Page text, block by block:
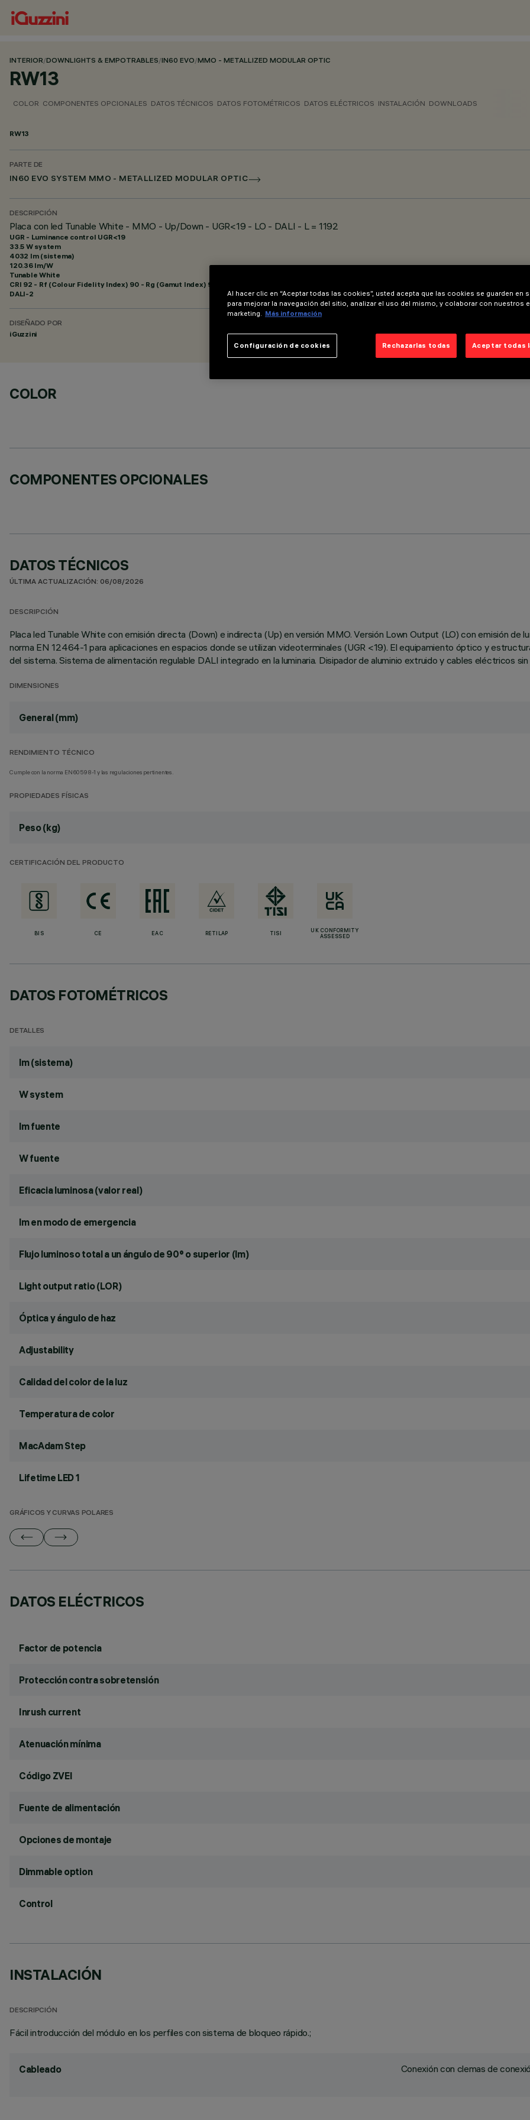
INTERIOR/DOWNLIGHTS & EMPOTRABLES/IN60 EVO/MMO - METALLIZED MODULAR OPTIC
RW13
COLOR COMPONENTES OPCIONALES DATOS TÉCNICOS DATOS FOTOMÉTRICOS DATOS ELÉCTRICOS INSTALACIÓN DOWNLOADS
RW13
PARTE DE
IN60 EVO SYSTEM MMO - METALLIZED MODULAR OPTIC
DESCRIPCIÓN
Placa con led Tunable White - MMO - Up/Down - UGR<19 - LO - DALI - L = 1192
UGR - Luminance control UGR<19
33.5 W system
4032 lm (sistema)
120.36 lm/W
Tunable White
CRI 92 - Rf (Colour Fidelity Index) 90 - Rg (Gamut Index) 98
DALI-2
DISEÑADO POR
iGuzzini
COLOR
COMPONENTES OPCIONALES
DATOS TÉCNICOS
ÚLTIMA ACTUALIZACIÓN: 06/08/2026
DESCRIPCIÓN
Placa led Tunable White con emisión directa (Down) e indirecta (Up) en versión MMO. Versión Lown Output (LO) con emisión
norma EN 12464-1 para aplicaciones en espacios donde se utilizan videoterminales (UGR <19). El equipamiento óptico y
del sistema. Sistema de alimentación regulable DALI integrado en la luminaria. Disipador de aluminio extruido y cables eléctricos
DIMENSIONES
General (mm)
RENDIMIENTO TÉCNICO
Cumple con la norma EN60598-1 y las regulaciones pertinentes.
PROPIEDADES FÍSICAS
Peso (kg)
CERTIFICACIÓN DEL PRODUCTO
BIS CE EAC RETILAP TISI
UK CONFORMITY
ASSESSED
DATOS FOTOMÉTRICOS
DETALLES
lm (sistema)
W system
lm fuente
W fuente
Eficacia luminosa (valor real)
lm en modo de emergencia
Flujo luminoso total a un ángulo de 90° o superior (lm)
Light output ratio (LOR)
Óptica y ángulo de haz
Adjustability
Calidad del color de la luz
Temperatura de color
MacAdam Step
Lifetime LED 1
GRÁFICOS Y CURVAS POLARES
DATOS ELÉCTRICOS
Factor de potencia
Protección contra sobretensión
Inrush current
Atenuación mínima
Código ZVEI
Fuente de alimentación
Opciones de montaje
Dimmable option
Control
INSTALACIÓN
DESCRIPCIÓN
Fácil introducción del módulo en los perfiles con sistema de bloqueo rápido.;
Cableado Conexión con clemas de
Al hacer clic en “Aceptar todas las cookies”, usted acepta que las cookies se guarden en
para mejorar la navegación del sitio, analizar el uso del mismo, y colaborar con nuestros
marketing.
Más información
Rechazarlas todas Aceptar todas
Configuración de cookies